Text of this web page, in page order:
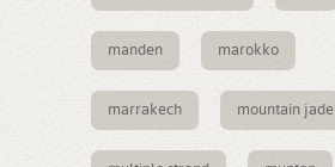
manden marokko
marrakech mountain jade